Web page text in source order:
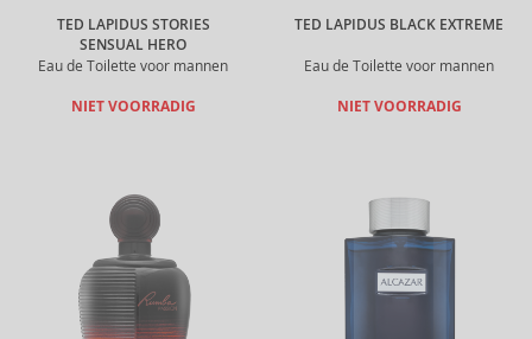
TED LAPIDUS STORIES
SENSUAL HERO
Eau de Toilette voor mannen
NIET VOORRADIG
TED LAPIDUS BLACK EXTREME
Eau de Toilette voor mannen
NIET VOORRADIG